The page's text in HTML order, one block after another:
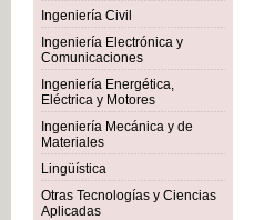
Ingeniería Civil
Ingeniería Electrónica y
Comunicaciones
Ingeniería Energética,
Eléctrica y Motores
Ingeniería Mecánica y de
Materiales
Lingüística
Otras Tecnologías y Ciencias
Aplicadas